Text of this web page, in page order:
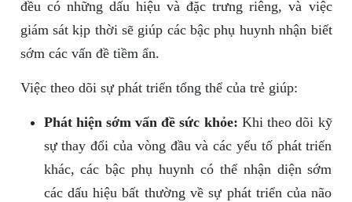
đều có những dấu hiệu và đặc trưng riêng, và việc
giám sát kịp thời sẽ giúp các bậc phụ huynh nhận biết
sớm các vấn đề tiềm ẩn.
Việc theo dõi sự phát triển tổng thể của trẻ giúp:
Phát hiện sớm vấn đề sức khỏe: Khi theo dõi kỹ
sự thay đổi của vòng đầu và các yếu tố phát triển
khác, các bậc phụ huynh có thể nhận diện sớm
các dấu hiệu bất thường về sự phát triển của não